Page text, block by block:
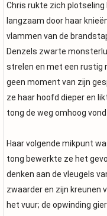
Chris rukte zich
langzaam door haar
vlammen van de
Denzels zwarte
strelen en met een rustig
geen moment van zijn
ze haar hoofd dieper en
tong de weg omhoog
Haar volgende mikpunt
tong bewerkte ze het
denken aan de vleugels
zwaarder en zijn kreunen
het vuur; de opwinding